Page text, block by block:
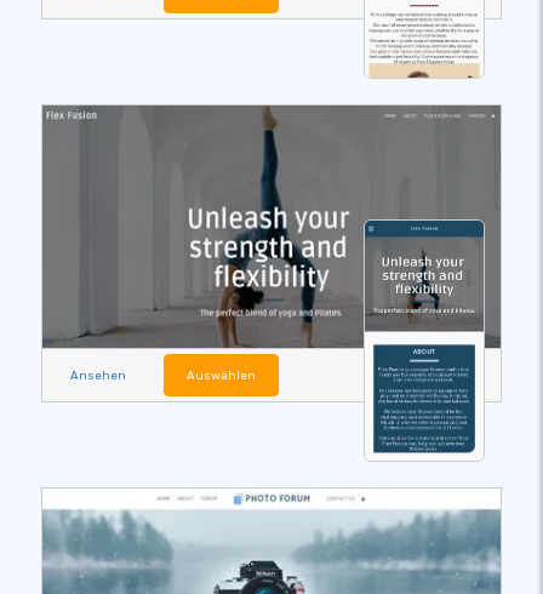
Ansehen Auswählen